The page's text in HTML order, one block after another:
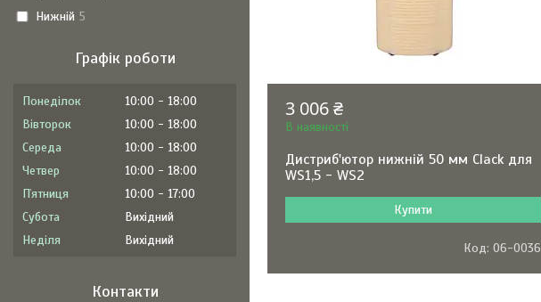
3 006 ₴
В наявності
Дистриб'ютор нижній 50 мм Clack для
WS1,5 - WS2
Купити
06-0036
Нижній 5
Графік роботи
Понеділок 10:00
18:00
Вівторок
10:00
18:00
Середа
10:00
18:00
Четвер
10:00
18:00
Пʼятниця
10:00
17:00
Субота
Вихідний
Неділя
Вихідний
Контакти